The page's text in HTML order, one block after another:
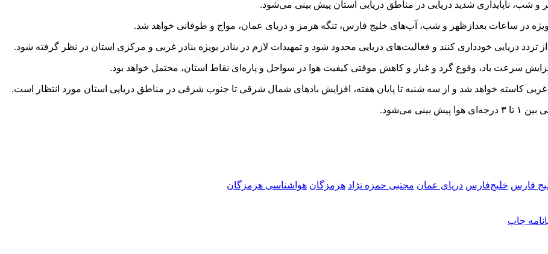
و شب، ناپایداری شدید دریایی در مناطق دریایی استان پیش بینی می‌شود.
در ساعات بعدازظهر و شب، آب‌های خلیج فارس، تنگه هرمز و دریای عمان، مواج و طوفانی خواهد شد.
دریایی خودداری کنند و فعالیت‌های دریایی محدود شود و تمهیدات لازم در بنادر بویژه بنادر غربی و مرکزی استان در نظر گرفته شود.
سرعت باد، وقوع گرد و غبار و کاهش موقتی کیفیت هوا در سواحل و پاره‌ای نقاط استان، محتمل خواهد بود.
کاسته خواهد شد و از سه شنبه تا پایان هفته، افزایش بادهای شمال شرقی تا جنوب شرقی در مناطق دریایی استان مورد انتظار است.
می‌شود.
فارس خلیج‌فارس دریای عمان مجتبی حمزه نژاد هرمزگان هواشناسی هرمزگان
چاپ